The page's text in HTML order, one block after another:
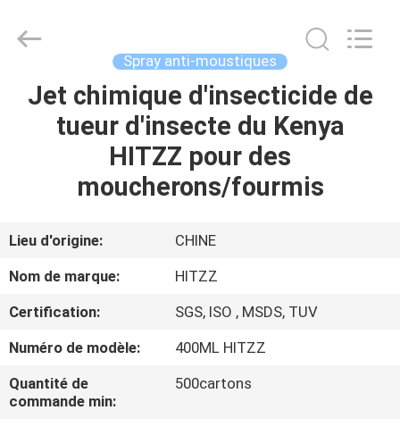
MAISON
PRODUITS
SUJET
DE
NOUS
VISITE
D'USINE
Spray anti-moustiques
Jet chimique d'insecticide de
tueur d'insecte du Kenya
HITZZ pour des
moucherons/fourmis
Lieu d'origine:
CHINE
Nom de marque:
HITZZ
Certification:
SGS, ISO , MSDS, TUV
Numéro de modèle:
400ML HITZZ
Quantité de
commande min:
500cartons